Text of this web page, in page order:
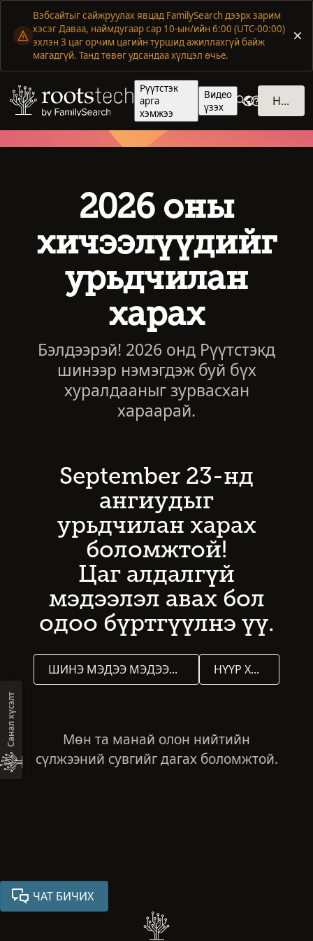
Вэбсайтыг сайжруулах явцад FamilySearch дээрх зарим
хэсэг Даваа, наймдугаар сар 10-ын/ийн 6:00 (UTC-00:00)
эхлэн 3 цаг орчим цагийн туршид ажиллахгүй байж
магадгүй. Танд төвөг удсандаа хүлцэл өчье.
Рүүтстэк
арга
хэмжээ
Видео
үзэх
НЭВТРЭХ
2026 оны
хичээлүүдийг
урьдчилан
харах
Бэлдээрэй! 2026 онд Рүүтстэкд
шинээр нэмэгдэж буй бүх
хуралдааныг зурвасхан
хараарай.
September 23-нд
ангиудыг
урьдчилан харах
боломжтой!
Цаг алдалгүй
мэдээлэл авах бол
одоо бүртгүүлнэ үү.
ШИНЭ МЭДЭЭ МЭДЭЭЛЭЛ ХҮЛЭЭН АВАХААР БҮРТГҮҮЛЭХ НҮҮР ХУУДАС РУУ БУЦАХ
Мөн та манай олон нийтийн
сүлжээний сувгийг дагах боломжтой.
ЧАТ БИЧИХ
Санал хүсэлт